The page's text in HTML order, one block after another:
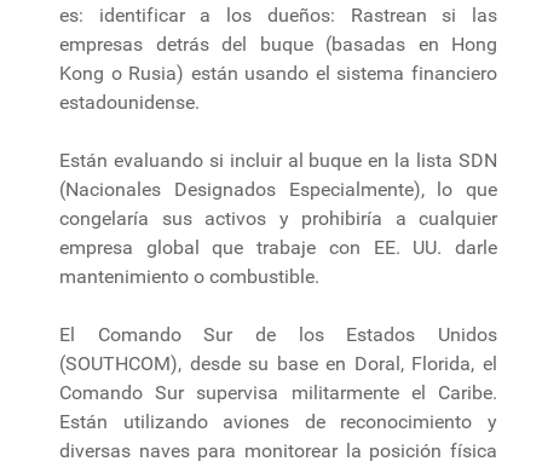
es: identificar a los dueños: Rastrean si las
empresas detrás del buque (basadas en Hong
Kong o Rusia) están usando el sistema financiero
estadounidense.
Están evaluando si incluir al buque en la lista SDN
(Nacionales Designados Especialmente), lo que
congelaría sus activos y prohibiría a cualquier
empresa global que trabaje con EE. UU. darle
mantenimiento o combustible.
El Comando Sur de los Estados Unidos
(SOUTHCOM), desde su base en Doral, Florida, el
Comando Sur supervisa militarmente el Caribe.
Están utilizando aviones de reconocimiento y
diversas naves para monitorear la posición física